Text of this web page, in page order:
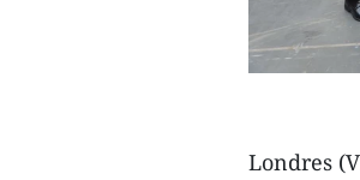
Londres